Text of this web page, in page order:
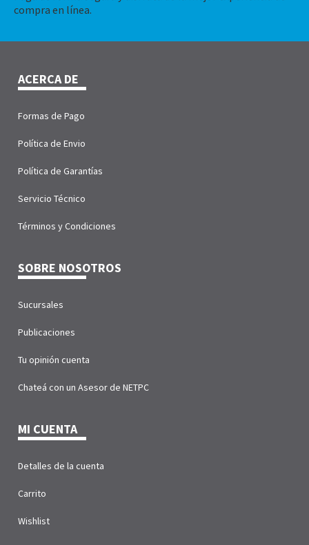
compra en línea.
ACERCA DE
Formas de Pago
Política de Envio
Política de Garantías
Servicio Técnico
Términos y Condiciones
SOBRE NOSOTROS
Sucursales
Publicaciones
Tu opinión cuenta
Chateá con un Asesor de NETPC
MI CUENTA
Detalles de la cuenta
Carrito
Wishlist